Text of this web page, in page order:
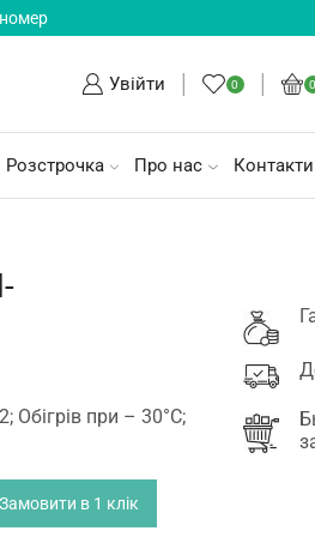
Увійти 0 0
Розстрочка Про нас Контакти
грн.
Обігрів при – 30°C;
Замовити в 1 клік